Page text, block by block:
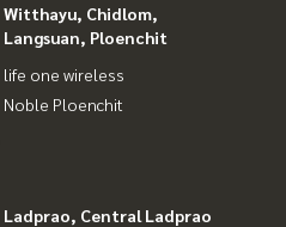
Witthayu, Chidlom,
Langsuan, Ploenchit
life one wireless
Noble Ploenchit
Ladprao, Central Ladprao